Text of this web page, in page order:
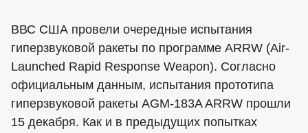
ВВС США провели очередные испытания
гиперзвуковой ракеты по программе ARRW (Air-
Launched Rapid Response Weapon). Согласно
официальным данным, испытания прототипа
гиперзвуковой ракеты AGM-183A ARRW прошли
15 декабря. Как и в предыдущих попытках